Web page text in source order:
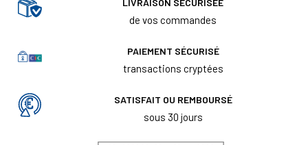
de vos commandes
PAIEMENT SÉCURISÉ
transactions cryptées
SATISFAIT OU REMBOURSÉ
sous 30 jours